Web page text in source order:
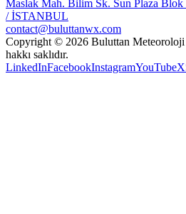
Maslak Mah. Bilim Sk. Sun Plaza Blok
/ İSTANBUL
contact@buluttanwx.com
Copyright © 2026 Buluttan
hakkı saklıdır.
LinkedInFacebookInstagramYouTubeX